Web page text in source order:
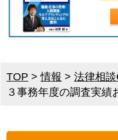
TOP >情報 >法律相
３事務年度の調査実績